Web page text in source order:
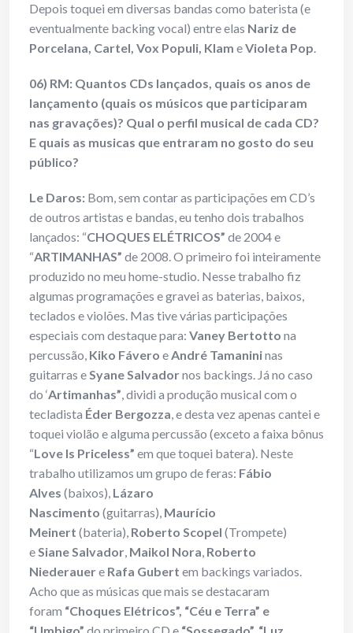
Depois toquei em diversas bandas como baterista (e
eventualmente backing vocal) entre elas Nariz de
Porcelana, Cartel, Vox Populi, Klam eVioleta Pop.
06) RM: Quantos CDs lançados, quais os anos de
lançamento (quais os músicos que participaram
nas gravações)? Qual o perfil musical de cada CD?
E quais as musicas que entraram no gosto do seu
público?
Le Daros: Bom, sem contar as participações em CD’s
de outros artistas e bandas, eu tenho dois trabalhos
lançados: “CHOQUES ELÉTRICOS” de 2004 e
“ARTIMANHAS” de 2008. O primeiro foi inteiramente
produzido no meu home-studio. Nesse trabalho fiz
algumas programações e gravei as baterias, baixos,
teclados e violões. Mas tive várias participações
especiais com destaque para: Vaney Bertotto na
percussão, Kiko Fávero eAndré Tamanininas
guitarras eSyane Salvadornos backings. Já no caso
do ‘Artimanhas”, dividi a produção musical com o
tecladista Éder Bergozza, e desta vez apenas cantei e
toquei violão e alguma percussão (exceto a faixa bônus
“Love Is Priceless” em que toquei batera). Neste
trabalho utilizamos um grupo de feras: Fábio
Alves (baixos), Lázaro
Nascimento (guitarras), Maurício
Meinert (bateria), Roberto Scopel (Trompete)
eSiane Salvador, Maikol Nora, Roberto
Niederauere Rafa Gubert em backings variados.
Acho que as músicas que mais se destacaram
foram “Choques Elétricos”, “Céu e Terra” e